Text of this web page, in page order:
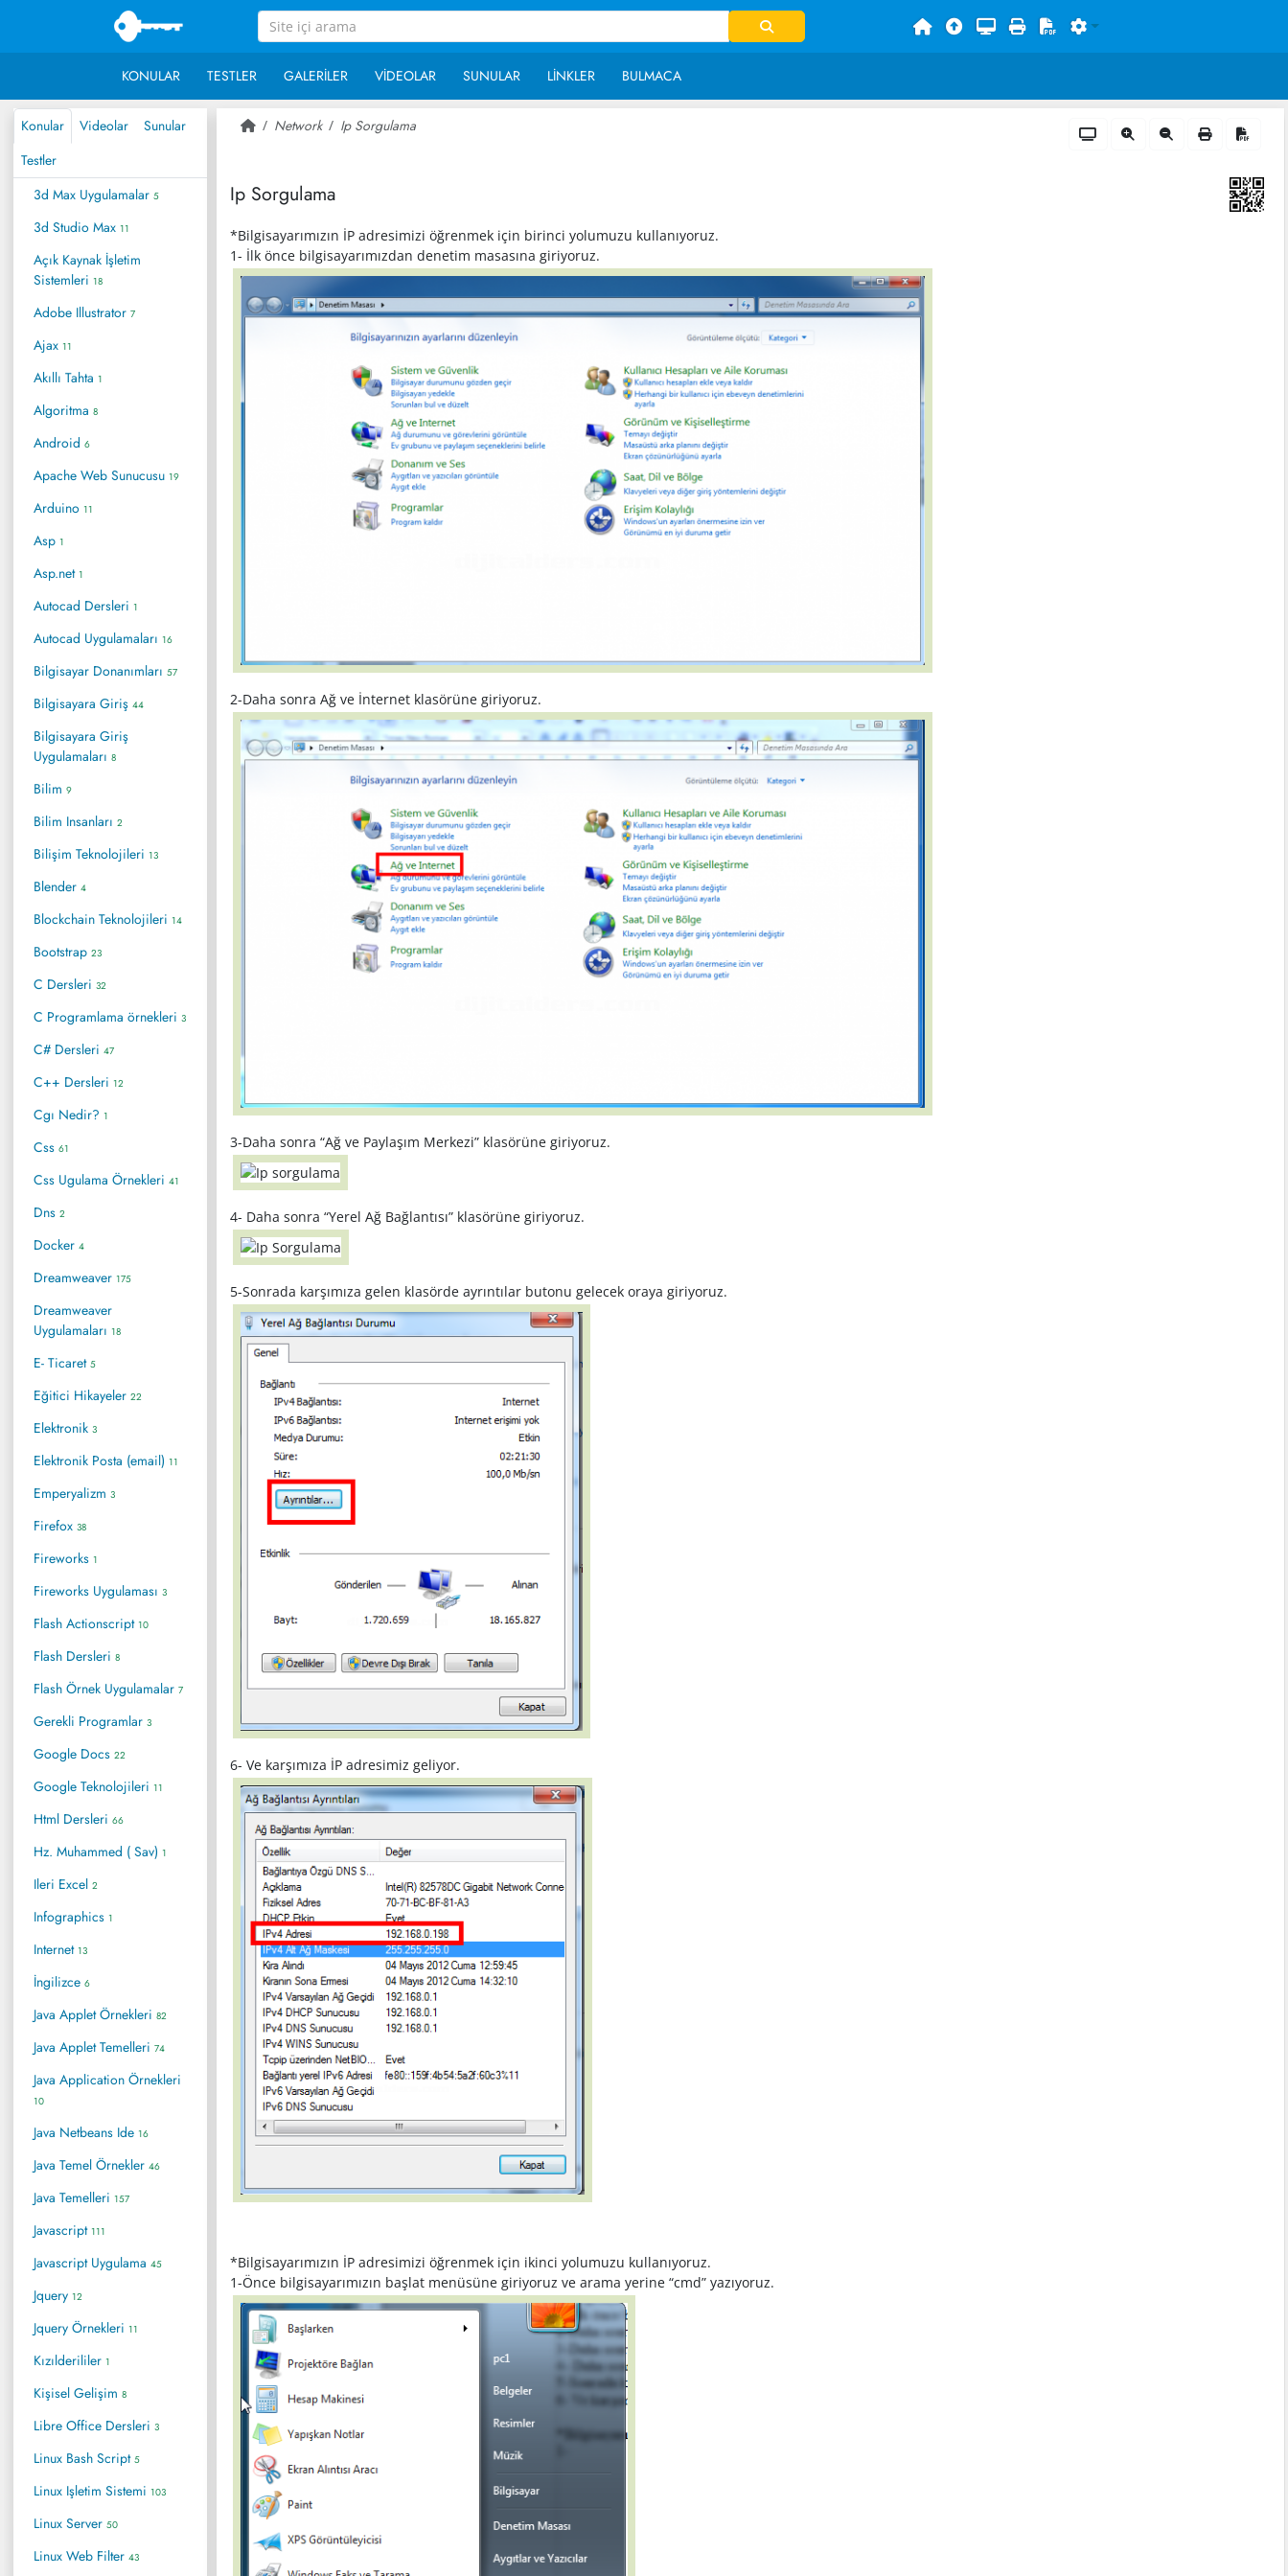
KONULAR TESTLER GALERILER VIDEOLAR SUNULAR LINKLER BULMACA
Konular Videolar
Sunular
Testler
3d Max Uygulamalar 5
3d Studio Max 11
Açık Kaynak İşletim
Sistemleri 18
Adobe Illustrator 7
Ajax 11
Akıllı Tahta 1
Algoritma 8
Android 6
Apache Web Sunucusu 19
Arduino 11
Asp 1
Asp.net 1
Autocad Dersleri 1
Autocad Uygulamaları 16
Bilgisayar Donanımları 57
Bilgisayara Giriş 44
Bilgisayara Giriş
Uygulamaları 8
Bilim 9
Bilim Insanları 2
Bilişim Teknolojileri 13
Blender 4
Blockchain Teknolojileri 14
Bootstrap 23
C Dersleri 32
C Programlama örnekleri 3
C# Dersleri 47
C++ Dersleri 12
Cgı Nedir? 1
Css 61
Css Ugulama Örnekleri 41
Dns 2
Docker 4
Dreamweaver 175
Dreamweaver
Uygulamaları 18
E- Ticaret 5
Eğitici Hikayeler 22
Elektronik 3
Elektronik Posta (email) 11
Emperyalizm 3
Firefox 38
Fireworks 1
Fireworks Uygulaması 3
Flash Actionscript 10
Flash Dersleri 8
Flash Örnek Uygulamalar 7
Gerekli Programlar 3
Google Docs 22
Google Teknolojileri 11
Html Dersleri 66
Hz. Muhammed ( Sav) 1
Ileri Excel 2
Infographics 1
Internet 13
İngilizce 6
Java Applet Örnekleri 82
Java Applet Temelleri 74
Java Application Örnekleri
10
Java Netbeans Ide 16
Java Temel Örnekler 46
Java Temelleri 157
Javascript 111
Javascript Uygulama 45
Jquery 12
Jquery Örnekleri 11
Kızılderililer 1
Kişisel Gelişim 8
Libre Office Dersleri 3
Linux Bash Script 5
Linux Işletim Sistemi 103
Linux Server 50
Linux Web Filter 43
Network Ip Sorgulama
Ip Sorgulama
*Bilgisayarımızın İP adresimizi öğrenmek için birinci yolumuzu kullanıyoruz.
1- İlk önce bilgisayarımızdan denetim masasına giriyoruz.
2-Daha sonra Ağ ve İnternet klasörüne giriyoruz.
3-Daha sonra “Ağ ve Paylaşım Merkezi” klasörüne giriyoruz.
4- Daha sonra “Yerel Ağ Bağlantısı” klasörüne giriyoruz.
5-Sonrada karşımıza gelen klasörde ayrıntılar butonu gelecek oraya giriyoruz.
6- Ve karşımıza İP adresimiz geliyor.
*Bilgisayarımızın İP adresimizi öğrenmek için ikinci yolumuzu kullanıyoruz.
1-Önce bilgisayarımızın başlat menüsüne giriyoruz ve arama yerine “cmd” yazıyoruz.